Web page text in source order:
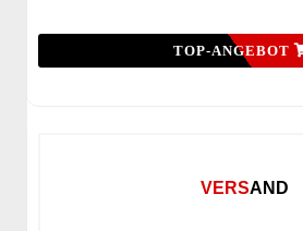
TOP-ANGEBOT
VERSAND